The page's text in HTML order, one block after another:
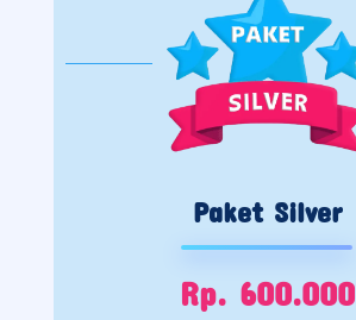
Paket Silver
Rp. 600.000